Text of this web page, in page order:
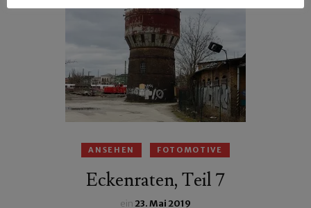
ANSEHEN FOTOMOTIVE
Eckenraten, Teil 7
ein23. Mai 2019